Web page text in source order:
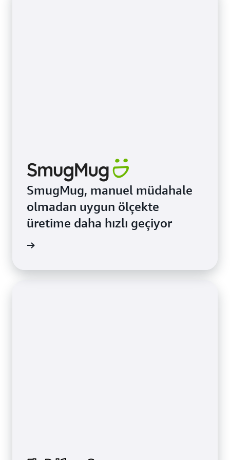
SmugMug, manuel müdahale
olmadan uygun ölçekte
üretime daha hızlı geçiyor